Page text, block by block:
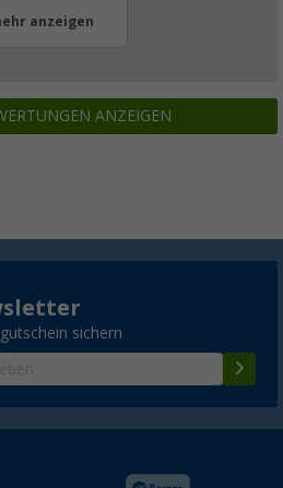
anzeigen
ANZEIGEN
sichern